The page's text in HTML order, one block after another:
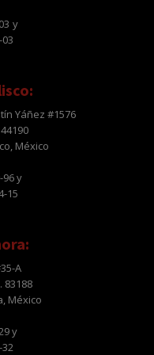
y
Yáñez #1576
México
96 y
15
A
83188
México
y